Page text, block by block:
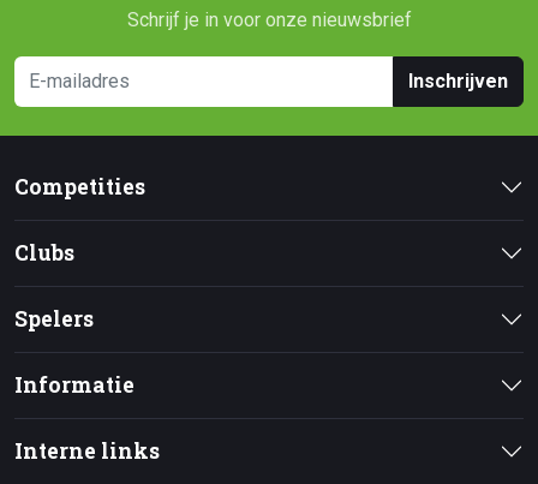
Schrijf je in voor onze nieuwsbrief
Inschrijven
Competities
Clubs
Spelers
Informatie
Interne links